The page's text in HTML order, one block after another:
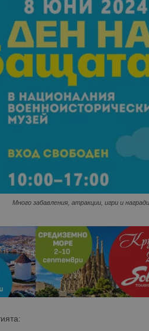
Много забавления, атракции, игри и